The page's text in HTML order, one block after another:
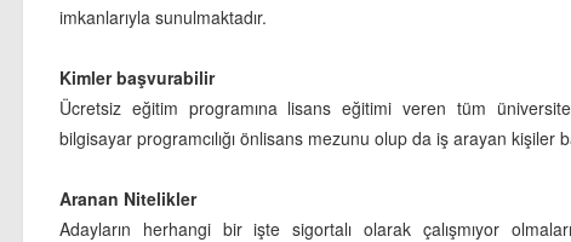
imkanlarıyla sunulmaktadır.
Kimler başvurabilir
Ücretsiz eğitim programına lisans eğitimi veren tüm
bilgisayar programcılığı önlisans mezunu olup da iş arayan kişiler
Aranan Nitelikler
Adayların herhangi bir işte sigortalı olarak çalışmıyor